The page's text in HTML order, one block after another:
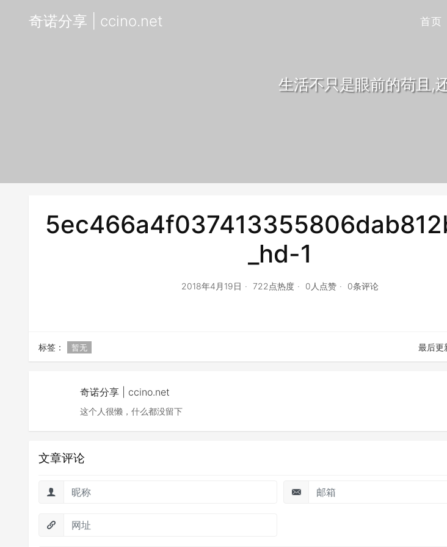
奇诺分享 | ccino.net 首页
生活不只是眼前的苟且,
_hd-1
2018年4月19日 722点热度 0人点赞 0条评论
标签： 暂无 最后更
奇诺分享 | ccino.net
这个人很懒，什么都没留下
文章评论